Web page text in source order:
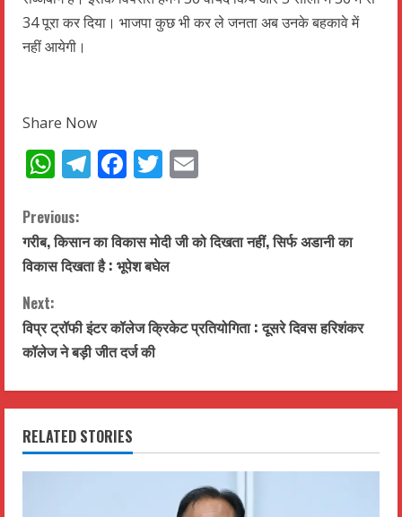
34 पूरा कर दिया। भाजपा कुछ भी कर ले जनता अब उनके बहकावे में
नहीं आयेगी।
Share Now
WhatsApp
Telegram
Facebook
Twitter
C
o
n
t
n
u
Previous:
गरीब, किसान का विकास मोदी जी को दिखता नहीं, सिर्फ अडानी का
विकास दिखता है : भूपेश बघेल
Next:
विप्र ट्रॉफी इंटर कॉलेज क्रिकेट प्रतियोगिता : दूसरे दिवस हरिशंकर
कॉलेज ने बड़ी जीत दर्ज की
RELATED STORIES